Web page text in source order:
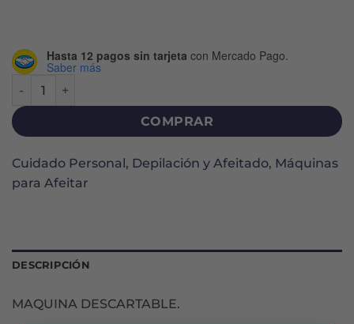
Hasta 12 pagos sin tarjeta con Mercado Pago.
Saber más
COMPRAR
Cuidado Personal, Depilación y Afeitado, Máquinas
para Afeitar
DESCRIPCIÓN
MAQUINA DESCARTABLE.